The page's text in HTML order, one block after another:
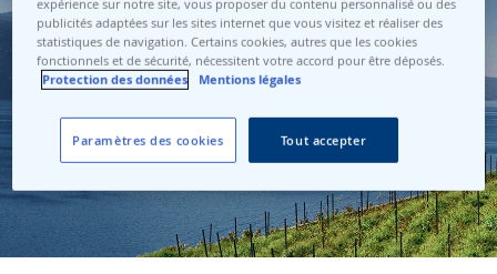
MENTIONS LÉGALES
publicités adaptées sur les sites internet que vous visitez et réaliser des
statistiques de navigation. Certains cookies, autres que les cookies
fonctionnels et de sécurité, nécessitent votre accord pour être déposés.
Protection des données Mentions légales
Paramètres des cookies Tout accepter